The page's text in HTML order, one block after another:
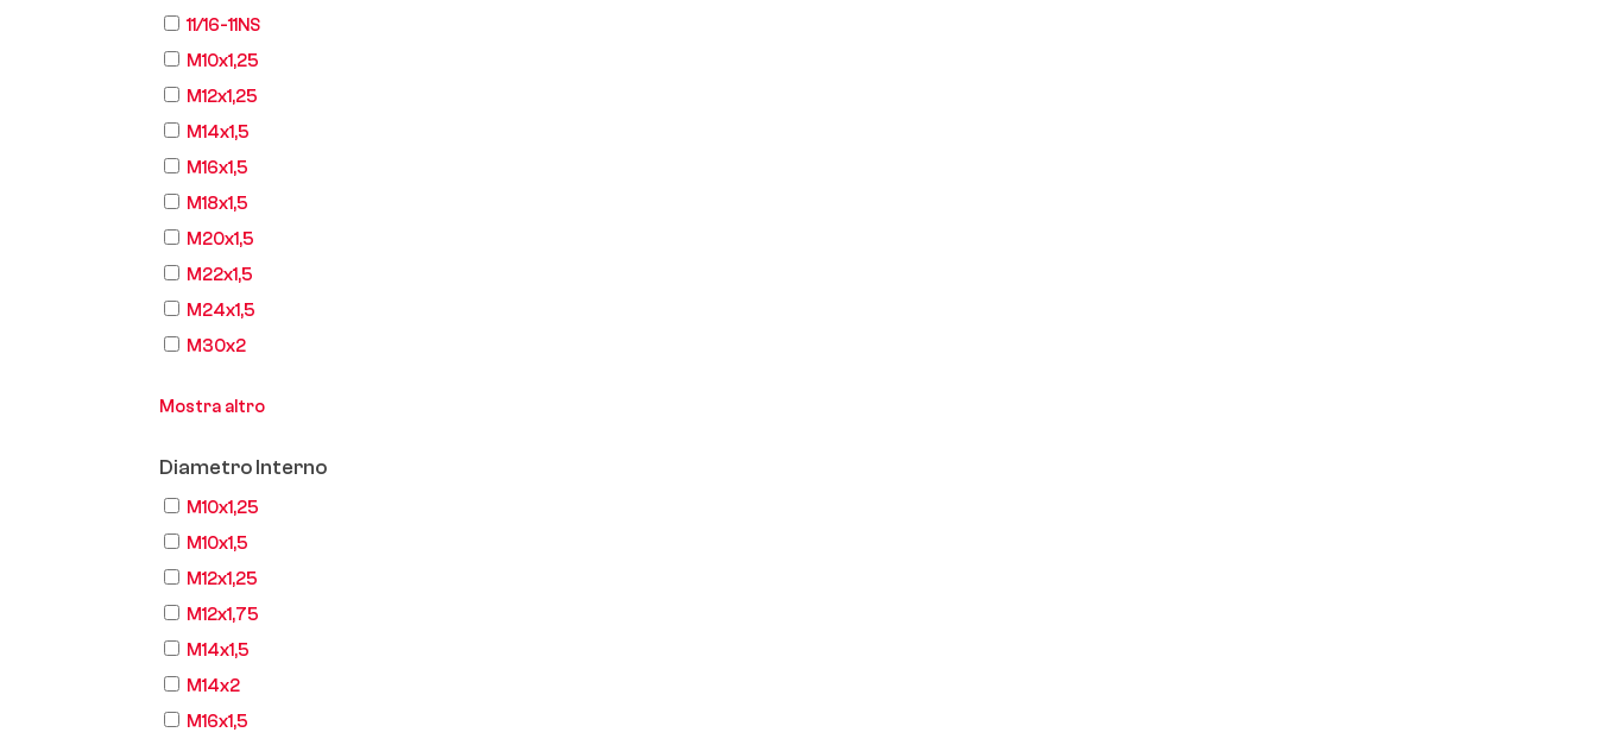
11/16-11NS
M10x1,25
M12x1,25
M14x1,5
M16x1,5
M18x1,5
M20x1,5
M22x1,5
M24x1,5
M30x2
Mostra altro
Diametro Interno
M10x1,25
M10x1,5
M12x1,25
M12x1,75
M14x1,5
M14x2
M16x1,5